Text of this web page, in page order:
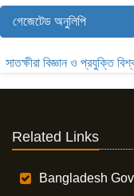
গেজেটেড অনুলিপি
সাতক্ষীরা বিজ্ঞান ও প্রযুক্তি
Related Links
Bangladesh